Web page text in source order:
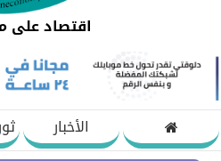
اقتصاد على
الأخبار